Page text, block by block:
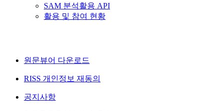
SAM 분석활용 API
활용 및 참여 현황
원문뷰어 다운로드
RISS 개인정보 재동의
공지사항